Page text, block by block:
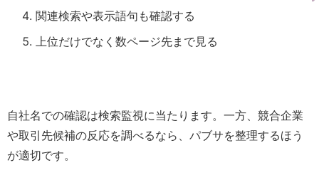
関連検索や表示語句も確認する
上位だけでなく数ページ先まで見る
自社名での確認は検索監視に当たります。一方、競合企業
や取引先候補の反応を調べるなら、パブサを整理するほう
が適切です。